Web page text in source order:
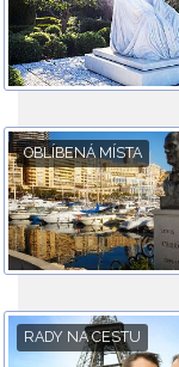
OBLÍBENÁ MÍSTA
RADY NA CESTU